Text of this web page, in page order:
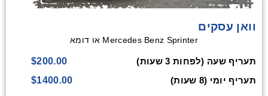
וואן עסקים
Mercedes Benz Sprinter או דומא
תעריף שעה (לפחות 3 שעות)
$200.00
תעריף יומי (8 שעות)
$1400.00